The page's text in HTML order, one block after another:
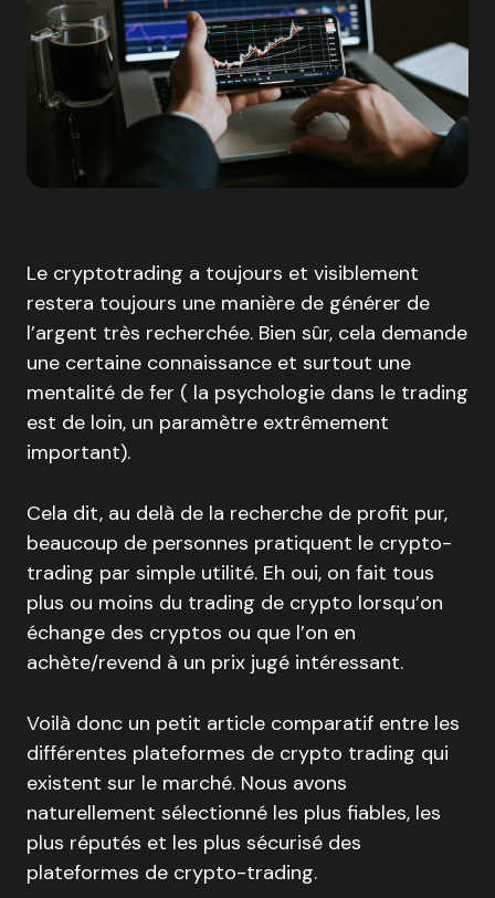
Le cryptotrading a toujours et visiblement
restera toujours une manière de générer de
l’argent très recherchée. Bien sûr, cela demande
une certaine connaissance et surtout une
mentalité de fer ( la psychologie dans le trading
est de loin, un paramètre extrêmement
important).
Cela dit, au delà de la recherche de profit pur,
beaucoup de personnes pratiquent le crypto-
trading par simple utilité. Eh oui, on fait tous
plus ou moins du trading de crypto lorsqu’on
échange des cryptos ou que l’on en
achète/revend à un prix jugé intéressant.
Voilà donc un petit article comparatif entre les
différentes plateformes de crypto trading qui
existent sur le marché. Nous avons
naturellement sélectionné les plus fiables, les
plus réputés et les plus sécurisé des
plateformes de crypto-trading.